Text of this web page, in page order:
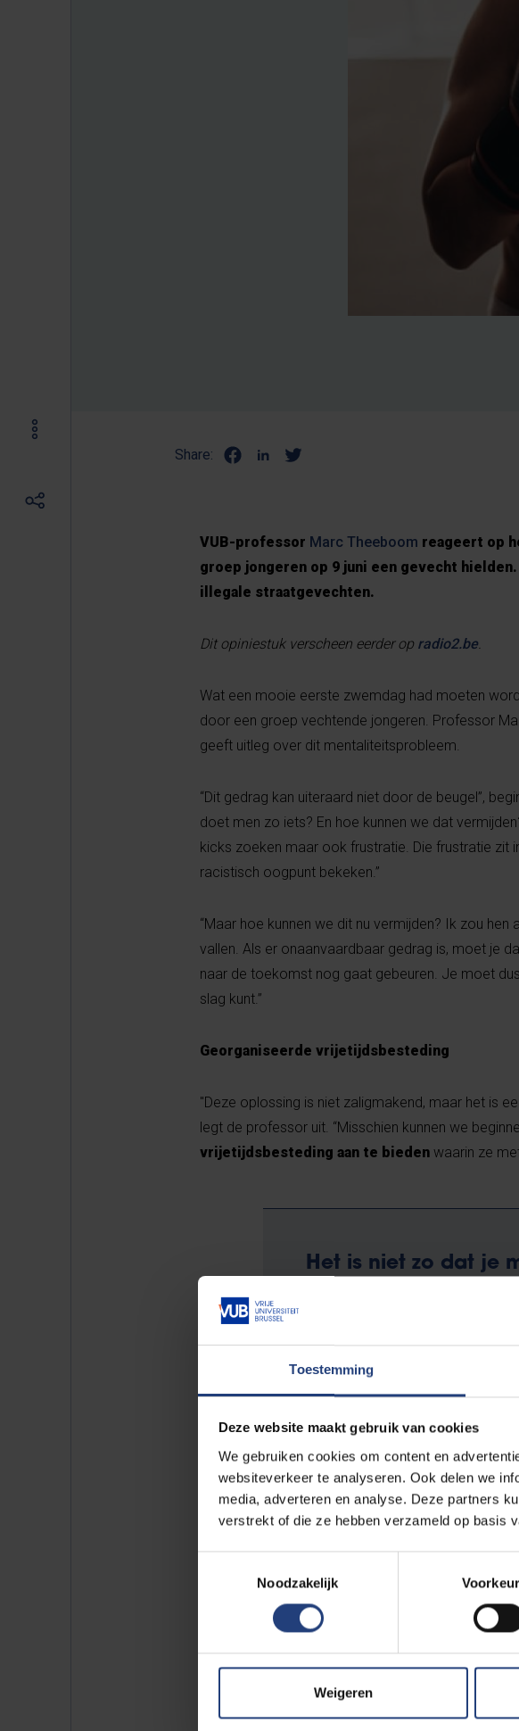
Toestemming
Deze website maakt gebruik van cookies
We gebruiken cookies om content en
websiteverkeer te analyseren. Ook delen we
media, adverteren en analyse. Deze partners
verstrekt of die ze hebben verzameld op basis
Noodzakelijk
Weigeren
Share:
VUB-professor Marc Theeboom reageert op
groep jongeren op 9 juni een gevecht
illegale straatgevechten.
Dit opiniestuk verscheen eerder op radio2.be
Wat een mooie eerste zwemdag had moeten
door een groep vechtende jongeren. Professor
geeft uitleg over dit mentaliteitsprobleem.
“Dit gedrag kan uiteraard niet door de beugel”,
doet men zo iets? En hoe kunnen we dat
kicks zoeken maar ook frustratie. Die frustratie zit
racistisch oogpunt bekeken.”
“Maar hoe kunnen we dit nu vermijden? Ik zou
vallen. Als er onaanvaardbaar gedrag is, moet je
naar de toekomst nog gaat gebeuren. Je moet
slag kunt.”
Georganiseerde vrijetijdsbesteding
"Deze oplossing is niet zaligmakend, maar het is
legt de professor uit. “Misschien kunnen we
vrijetijdsbesteding aan te bieden waarin ze
Het is niet zo dat je
Professor Marc Theeboom heeft een project
laten doen: “Heel wat jongeren zijn
dan enkel als vrijetijdsbesteding.
zijn.”
“We hebben een sportlab opgericht waarin wij
met jongeren en proberen hen in een andere,
omgeving van wederzijds respect. Zij gaan met
vaardigheden bij, maar zeker ook andere dingen.”